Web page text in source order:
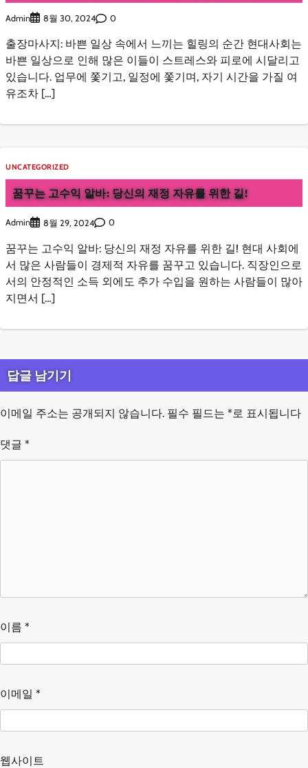
Admin 8월 30, 2024 0
출장마사지: 바쁜 일상 속에서 느끼는 힐링의 순간 현대사회는
바쁜 일상으로 인해 많은 이들이 스트레스와 피로에 시달리고
있습니다. 업무에 쫓기고, 일정에 쫓기며, 자기 시간을 가질 여
유조차 […]
UNCATEGORIZED
꿈꾸는 고수익 알바: 당신의 재정 자유를 위한 길!
Admin 8월 29, 2024 0
꿈꾸는 고수익 알바: 당신의 재정 자유를 위한 길! 현대 사회에
서 많은 사람들이 경제적 자유를 꿈꾸고 있습니다. 직장인으로
서의 안정적인 소득 외에도 추가 수입을 원하는 사람들이 많아
지면서 […]
답글 남기기
이메일 주소는 공개되지 않습니다. 필수 필드는 * 로 표시됩니다
댓글 *
이름 *
이메일 *
웹사이트